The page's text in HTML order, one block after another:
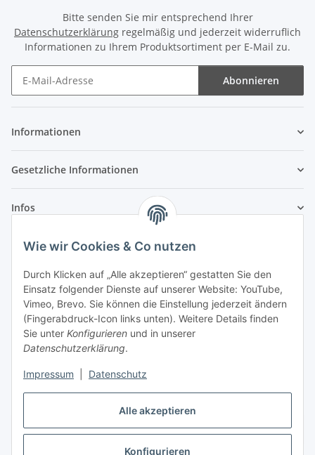
Alle akzeptieren
Konfigurieren
Wie wir Cookies & Co nutzen
Durch Klicken auf „Alle akzeptieren“ gestatten Sie den
Einsatz folgender Dienste auf unserer Website: YouTube,
Vimeo, Brevo. Sie können die Einstellung jederzeit ändern
(Fingerabdruck-Icon links unten). Weitere Details finden
Sie unter Konfigurieren und in unserer
Datenschutzerklärung.
Impressum Datenschutz
Bitte senden Sie mir entsprechend Ihrer
Datenschutzerklärung regelmäßig und jederzeit widerruflich
Informationen zu Ihrem Produktsortiment per E-Mail zu.
Abonnieren
Informationen
Gesetzliche Informationen
Infos
Laden - Öffnungszeiten:
Montag 09:00Uhr bis
16:00 Uhr
Dienstag
09:00 Uhr bis
17:00 Uhr
Mittwoch
09:00 Uhr bis 16:00 Uhr
Donnerstag
09:00 Uhr bis
17:00 Uhr
Freitag
09:00 Uhr
Samstag
09:00 Uhr
Vertrag widerrufen